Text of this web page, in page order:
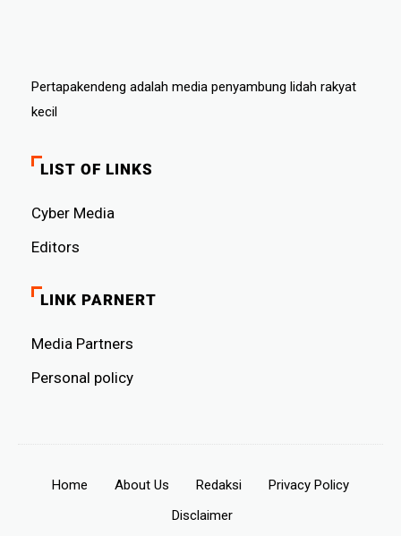
Pertapakendeng adalah media penyambung lidah rakyat
kecil
LIST OF LINKS
Cyber ​​Media
Editors
LINK PARNERT
Media Partners
Personal policy
Home About Us Redaksi
Privacy Policy
Disclaimer